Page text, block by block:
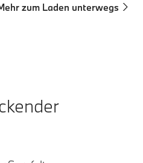
zum Laden unterwegs